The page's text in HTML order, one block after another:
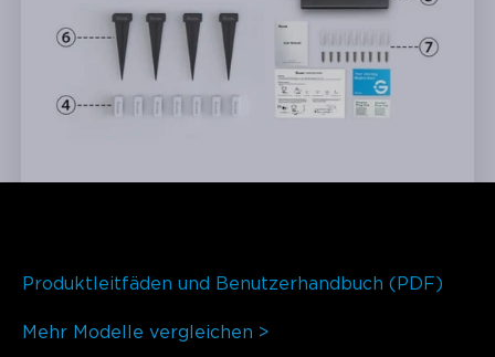
Produktleitfäden und Benutzerhandbuch (PDF)
Mehr Modelle vergleichen >